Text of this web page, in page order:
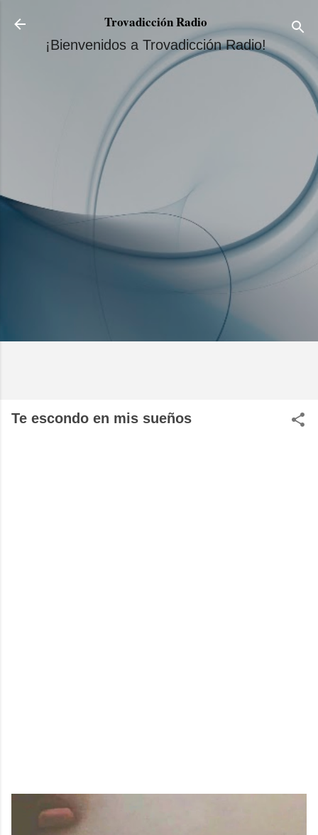
Ir al contenido principal
Trovadicción Radio
¡Bienvenidos a Trovadicción Radio!
Te escondo en mis sueños